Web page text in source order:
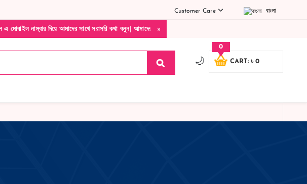
বাংলা
Customer Care
×
দিয়ে আমাদের সাথে সরাসরি কথা বলুন| আমাদের যেকোনো পণ্য হাতে নিয়ে দেখে টাকা দিবেন ডেলিভারি ম্যান চলে যাওয়ার
🌙 CART: ৳ 0
0